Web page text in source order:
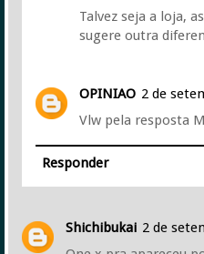
Talvez seja a loja,
sugere outra
OPINIAO 2 de
Vlw pela resposta
Responder
Shichibukai 2 de